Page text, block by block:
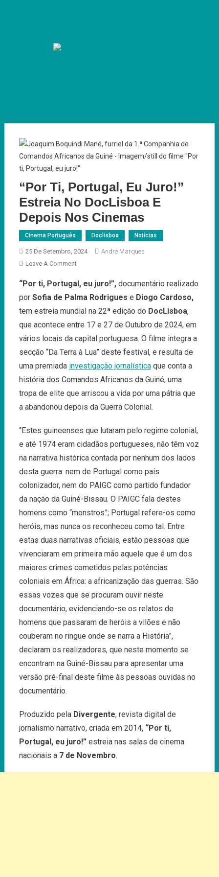
“Por Ti, Portugal, Eu Juro!”
Estreia No DocLisboa E
Depois Nos Cinemas
Cinema Português Doclisboa Notícias
25 De Setembro, 2024
André Marques
Leave A CommentOn
Ti,
Portugal,
Eu
No
DocLisboa
E
Depois
Cinemas
“Por ti, Portugal, eu juro!”,documentário realizado
por Sofia de Palma Rodrigues e Diogo Cardoso,
tem estreia mundial na 22ª edição do DocLisboa,
que acontece entre 17 e 27 de Outubro de 2024, em
vários locais da capital portuguesa. O filme integra a
secção “Da Terra à Lua” deste festival, e resulta de
uma premiada investigação jornalísticaque conta a
história dos Comandos Africanos da Guiné, uma
tropa de elite que arriscou a vida por uma pátria que
a abandonou depois da Guerra Colonial.
“Estes guineenses que lutaram pelo regime colonial,
e até 1974 eram cidadãos portugueses, não têm voz
na narrativa histórica contada por nenhum dos lados
desta guerra: nem de Portugal como país
colonizador, nem do PAIGC como partido fundador
da nação da Guiné-Bissau. O PAIGC fala destes
homens como “monstros”; Portugal refere-os como
heróis, mas nunca os reconheceu como tal. Entre
estas duas narrativas oficiais, estão pessoas que
vivenciaram em primeira mão aquele que é um dos
maiores crimes cometidos pelas potências
coloniais em África: a africanização das guerras. São
essas vozes que se procuram ouvir neste
documentário, evidenciando-se os relatos de
homens que passaram de heróis a vilões e não
couberam no ringue onde se narra a História”,
declaram os realizadores, que neste momento se
encontram na Guiné-Bissau para apresentar uma
versão pré-final deste filme às pessoas ouvidas no
documentário.
Produzido pela Divergente, revista digital de
jornalismo narrativo, criada em 2014,“Por ti,
Portugal, eu juro!”estreia nas salas de cinema
nacionais a7 de Novembro.